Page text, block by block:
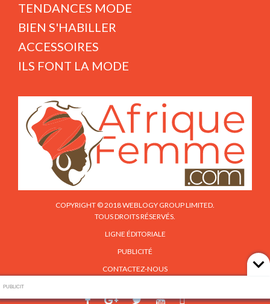
TENDANCES MODE
BIEN S'HABILLER
ACCESSOIRES
ILS FONT LA MODE
COPYRIGHT © 2018 WEBLOGY GROUP LIMITED.
TOUS DROITS RÉSERVÉS.
LIGNE ÉDITORIALE
PUBLICITÉ
CONTACTEZ-NOUS
PUBLICIT